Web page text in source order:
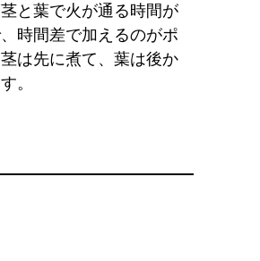
と葉で火が通る時間が
時間差で加えるのがポ
は先に煮て、葉は後か
。